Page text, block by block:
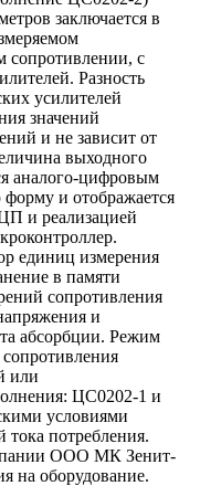
заключается в
сопротивлении, с
Разность
усилителей
значений
и не зависит от
выходного
аналого-цифровым
и отображается
и реализацией
единиц измерения
в памяти
сопротивления
и
абсорбции. Режим
или
ЦС0202-1 и
условиями
потребления.
ООО МК Зенит-
на оборудование.